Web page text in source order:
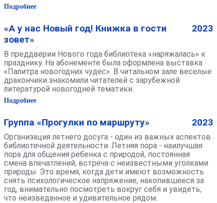
Подробнее
«А у нас Новый год! Книжка в гости
зовет»
2023
В преддверии Нового года библиотека «наряжалась» к
празднику. На абонементе была оформлена выставка
«Палитра новогодних чудес». В читальном зале веселые
дракончики знакомили читателей с зарубежной
литературой новогодней тематики.
Подробнее
Группа «Прогулки по маршруту» 2023
Организация летнего досуга - один из важных аспектов
библиотечной деятельности. Летняя пора - наилучшая
пора для общения ребенка с природой, постоянная
смена впечатлений, встреча с неизвестными уголками
природы. Это время, когда дети имеют возможность
снять психологическое напряжение, накопившееся за
год, внимательно посмотреть вокруг себя и увидеть,
что неизведанное и удивительное рядом.